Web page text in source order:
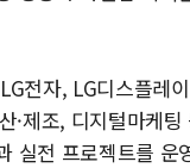
전자, LG디스플레
·제조, 디지털마케
실전 프로젝트를 운